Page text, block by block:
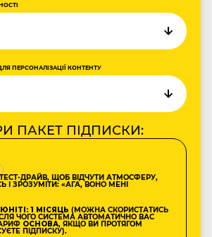
ПЕРСОНАЛІЗАЦІЇ КОНТЕНТУ
ПАКЕТ ПІДПИСКИ:
ДРАЙВ, ЩОБ ВІДЧУТИ АТМОСФЕРУ,
І ЗРОЗУМІТИ: «АГА, ВОНО МЕНІ
1 МІСЯЦЬ (МОЖНА СКОРИСТАТИСЬ
ЧОГО СИСТЕМА АВТОМАТИЧНО ВАС
ОСНОВА, ЯКЩО ВИ ПРОТЯГОМ
ПІДПИСКУ).